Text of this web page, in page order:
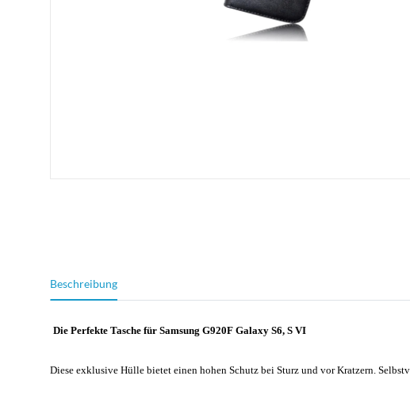
Beschreibung
Die Perfekte Tasche für Samsung G920F Galaxy S6, S VI
Diese exklusive Hülle bietet einen hohen Schutz bei Sturz und vor Kratzern.